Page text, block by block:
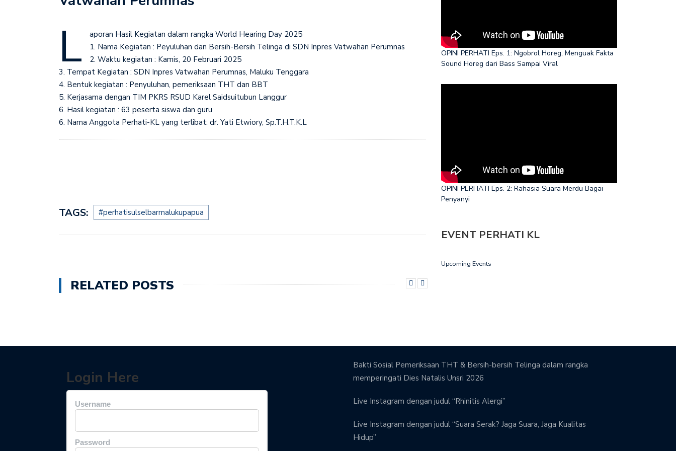
L
aporan Hasil Kegiatan dalam rangka World Hearing Day 2025
1. Nama Kegiatan : Peyuluhan dan Bersih-Bersih Telinga di SDN Inpres Vatwahan Perumnas
2. Waktu kegiatan : Kamis, 20 Februari 2025
3. Tempat Kegiatan : SDN Inpres Vatwahan Perumnas, Maluku Tenggara
4. Bentuk kegiatan : Penyuluhan, pemeriksaan THT dan BBT
5. Kerjasama dengan TIM PKRS RSUD Karel Saidsuitubun Langgur
6. Hasil kegiatan : 63 peserta siswa dan guru
6. Nama Anggota Perhati-KL yang terlibat: dr. Yati Etwiory, Sp.T.H.T.K.L
TAGS: #perhatisulselbarmalukupapua
RELATED POSTS
OPINI PERHATI Eps. 1: Ngobrol Horeg, Menguak Fakta
Sound Horeg dari Bass Sampai Viral
OPINI PERHATI Eps. 2: Rahasia Suara Merdu Bagai
Penyanyi
EVENT PERHATI KL
Upcoming Events
Login Here
Username
Password
Bakti Sosial Pemeriksaan THT & Bersih-bersih Telinga dalam rangka
memperingati Dies Natalis Unsri 2026
Live Instagram dengan judul “Rhinitis Alergi”
Live Instagram dengan judul “Suara Serak? Jaga Suara, Jaga Kualitas
Hidup”